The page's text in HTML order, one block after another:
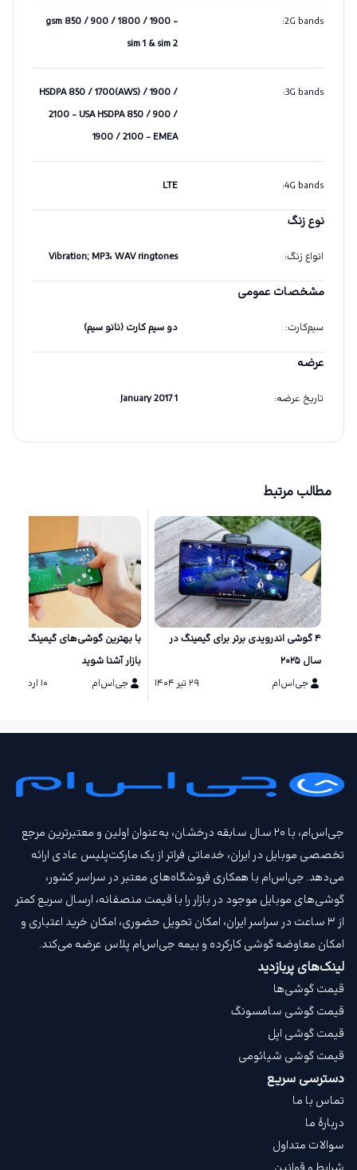
2G bands
:
gsm 850 / 900 / 1800 / 1900 -
sim 1 & sim 2
3G bands
:
HSDPA 850 / 1700(AWS) / 1900 /
2100 - USA HSDPA 850 / 900 /
1900 / 2100 - EMEA
4G bands
:
LTE
نوع زنگ
انواع زنگ: Vibration; MP3، WAV ringtones
مشخصات عمومی
سیم‌کارت: دو سیم کارت (نانو سیم)
عرضه
تاریخ عرضه:
1 January 2017
مطالب مرتبط
۴ گوشی اندرویدی برتر برای گیمینگ در
سال ۲۰۲۵
جی‌اس‌ام
۲۹ تیر ۱۴۰۴
با بهترین گوشی‌های گیمینگ حال
بازار آشنا شوید
جی‌اس‌ام
۱۰ اردیبهشت ۱۴۰۴
جی‌اس‌ام، با ۲۰ سال سابقه درخشان، به‌عنوان اولین و معتبرترین مرجع
تخصصی موبایل در ایران، خدماتی فراتر از یک مارکت‌پلیس عادی ارائه
می‌دهد. جی‌اس‌ام با همکاری فروشگاه‌های معتبر در سراسر کشور،
گوشی‌های موبایل موجود در بازار را با قیمت‌ منصفانه، ارسال سریع کمتر
از ۳ ساعت در سراسر ایران، امکان تحویل حضوری، امکان خرید اعتباری و
امکان معاوضه گوشی کارکرده و بیمه جی‌اس‌ام‌ پلاس عرضه می‌کند.
لینک‌های پربازدید
قیمت گوشی‌ها
قیمت گوشی سامسونگ
قیمت گوشی اپل
قیمت گوشی شیائومی
دسترسی سریع
تماس با ما
دربارهٔ ما
سوالات متداول